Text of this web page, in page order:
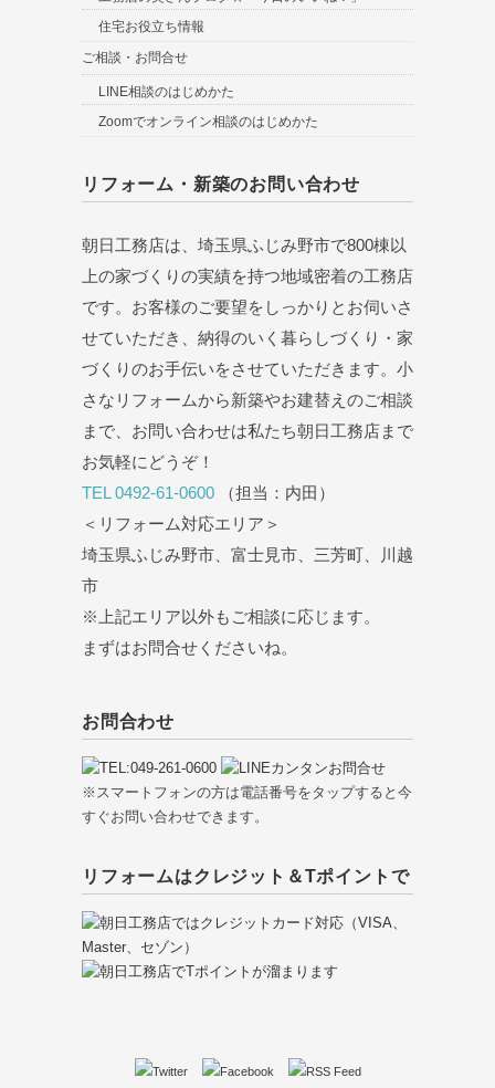
住宅お役立ち情報
ご相談・お問合せ
LINE相談のはじめかた
Zoomでオンライン相談のはじめかた
リフォーム・新築のお問い合わせ
朝日工務店は、埼玉県ふじみ野市で800棟以
上の家づくりの実績を持つ地域密着の工務店
です。お客様のご要望をしっかりとお伺いさ
せていただき、納得のいく暮らしづくり・家
づくりのお手伝いをさせていただきます。小
さなリフォームから新築やお建替えのご相談
まで、お問い合わせは私たち朝日工務店まで
お気軽にどうぞ！
TEL 0492-61-0600 （担当：内田）
＜リフォーム対応エリア＞
埼玉県ふじみ野市、富士見市、三芳町、川越
市
※上記エリア以外もご相談に応じます。
まずはお問合せくださいね。
お問合わせ
※スマートフォンの方は電話番号をタップすると今
すぐお問い合わせできます。
リフォームはクレジット＆Tポイントで